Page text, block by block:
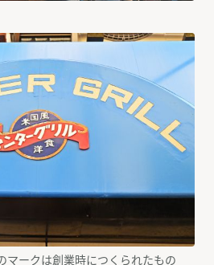
マークは創業時につくられたもの